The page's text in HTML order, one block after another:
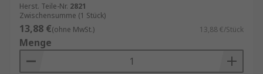
ST-LINK/V2 Debugger
STM32-Microcontroller.
Segger J-Link– Hochwertiger Debugger für
professionelle Anwendungen.
Herst. Teile-Nr. 2821
Zwischensumme (1 Stück)
13,88 €(ohne MwSt.) 13,88 €/Stück
Menge